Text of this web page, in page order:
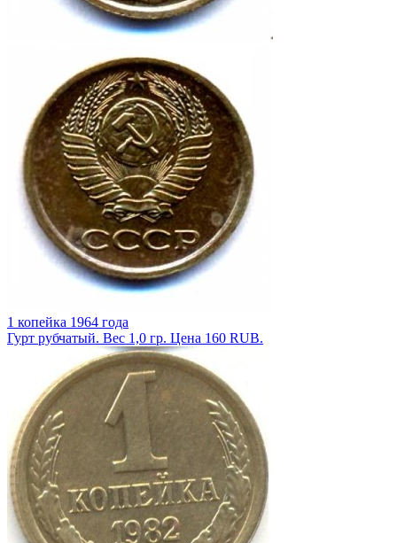
1 копейка 1964 года
Гурт рубчатый. Вес 1,0 гр. Цена 160 RUB.